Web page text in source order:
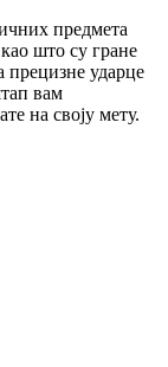
предмета
што су гране
прецизне ударце
вам
на своју мету.